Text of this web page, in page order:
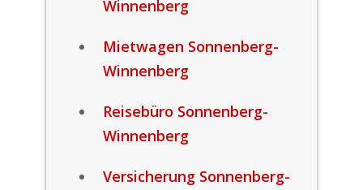
Winnenberg
Mietwagen Sonnenberg-
Winnenberg
Reisebüro Sonnenberg-
Winnenberg
Versicherung Sonnenberg-